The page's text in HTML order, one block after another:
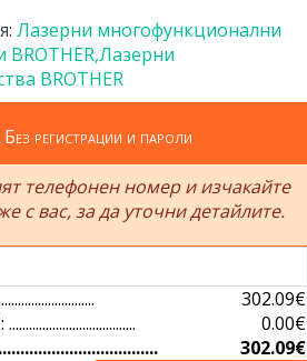
Лазерни многофункционални
BROTHER,Лазерни
BROTHER
Без регистрации и пароли
телефонен номер и изчакайте
с вас, за да уточни детайлите.
302.09€
0.00€
302.09€